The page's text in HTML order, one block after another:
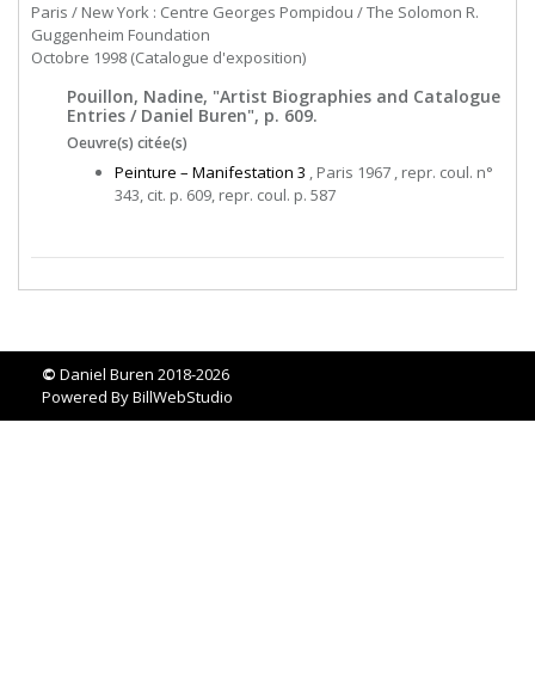
Paris / New York : Centre Georges Pompidou / The Solomon R.
Guggenheim Foundation
Octobre 1998 (Catalogue d'exposition)
Pouillon, Nadine, "Artist Biographies and Catalogue
Entries / Daniel Buren", p. 609.
Oeuvre(s) citée(s)
Peinture – Manifestation 3 , Paris 1967 , repr. coul. n°
343, cit. p. 609, repr. coul. p. 587
© Daniel Buren 2018-2026
Powered ByBillWebStudio